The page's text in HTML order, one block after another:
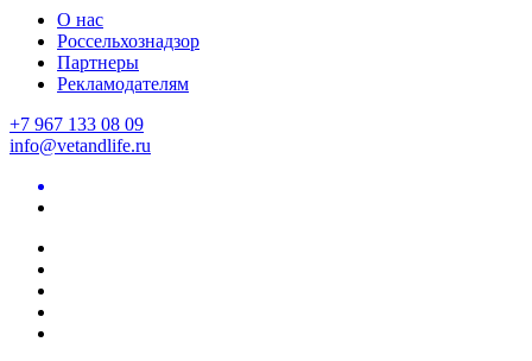
О нас
Россельхознадзор
Партнеры
Рекламодателям
+7 967 133 08 09
info@vetandlife.ru